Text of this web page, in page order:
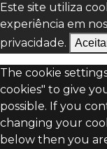
Este site utiliza
experiência em
privacidade.
The cookie
cookies" to give
possible. If you
changing your
below then you